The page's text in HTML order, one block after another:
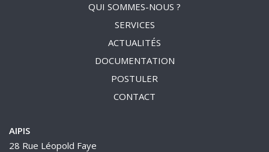
QUI SOMMES-NOUS ?
SERVICES
ACTUALITÉS
DOCUMENTATION
POSTULER
CONTACT
AIPIS
28 Rue Léopold Faye